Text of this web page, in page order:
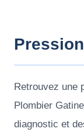
Retrouvez une
Plombier
diagnostic et